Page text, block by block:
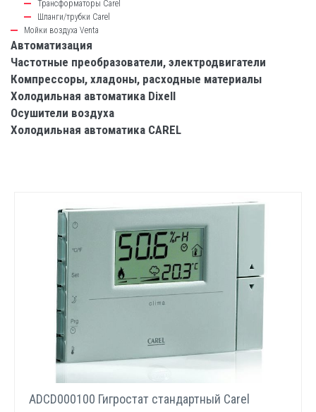
Трансформаторы Carel
Шланги/трубки Carel
Мойки воздуха Venta
Автоматизация
Частотные преобразователи, электродвигатели
Компрессоры, хладоны, расходные материалы
Холодильная автоматика Dixell
Осушители воздуха
Холодильная автоматика CAREL
ADCD000100 Гигростат стандартный Carel